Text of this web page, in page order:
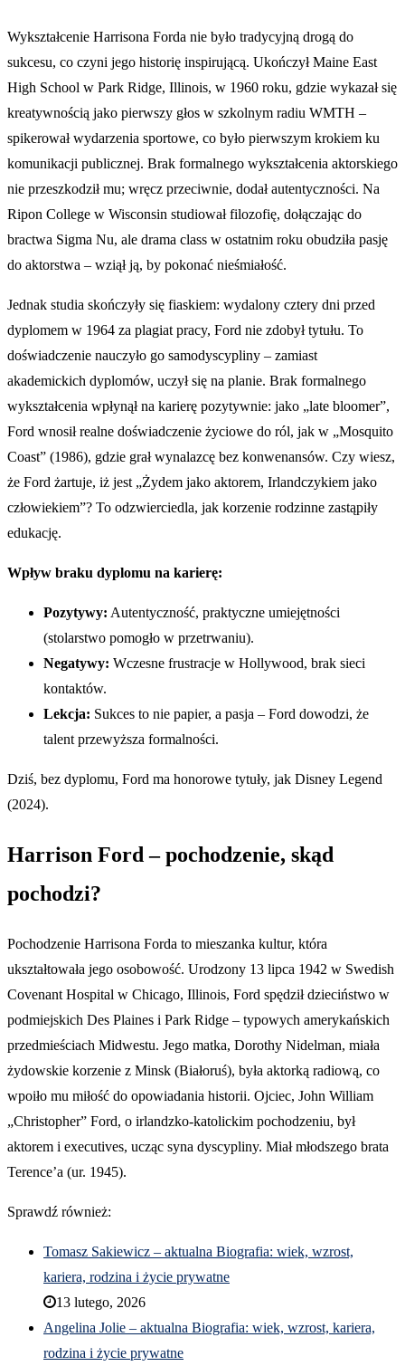
Wykształcenie Harrisona Forda nie było tradycyjną drogą do
sukcesu, co czyni jego historię inspirującą. Ukończył Maine East
High School w Park Ridge, Illinois, w 1960 roku, gdzie wykazał się
kreatywnością jako pierwszy głos w szkolnym radiu WMTH –
spikerował wydarzenia sportowe, co było pierwszym krokiem ku
komunikacji publicznej. Brak formalnego wykształcenia aktorskiego
nie przeszkodził mu; wręcz przeciwnie, dodał autentyczności. Na
Ripon College w Wisconsin studiował filozofię, dołączając do
bractwa Sigma Nu, ale drama class w ostatnim roku obudziła pasję
do aktorstwa – wziął ją, by pokonać nieśmiałość.
Jednak studia skończyły się fiaskiem: wydalony cztery dni przed
dyplomem w 1964 za plagiat pracy, Ford nie zdobył tytułu. To
doświadczenie nauczyło go samodyscypliny – zamiast
akademickich dyplomów, uczył się na planie. Brak formalnego
wykształcenia wpłynął na karierę pozytywnie: jako „late bloomer”,
Ford wnosił realne doświadczenie życiowe do ról, jak w „Mosquito
Coast” (1986), gdzie grał wynalazcę bez konwenansów. Czy wiesz,
że Ford żartuje, iż jest „Żydem jako aktorem, Irlandczykiem jako
człowiekiem”? To odzwierciedla, jak korzenie rodzinne zastąpiły
edukację.
Wpływ braku dyplomu na karierę:
Pozytywy: Autentyczność, praktyczne umiejętności
(stolarstwo pomogło w przetrwaniu).
Negatywy: Wczesne frustracje w Hollywood, brak sieci
kontaktów.
Lekcja: Sukces to nie papier, a pasja – Ford dowodzi, że
talent przewyższa formalności.
Dziś, bez dyplomu, Ford ma honorowe tytuły, jak Disney Legend
(2024).
Harrison Ford – pochodzenie, skąd
pochodzi?
Pochodzenie Harrisona Forda to mieszanka kultur, która
ukształtowała jego osobowość. Urodzony 13 lipca 1942 w Swedish
Covenant Hospital w Chicago, Illinois, Ford spędził dzieciństwo w
podmiejskich Des Plaines i Park Ridge – typowych amerykańskich
przedmieściach Midwestu. Jego matka, Dorothy Nidelman, miała
żydowskie korzenie z Minsk (Białoruś), była aktorką radiową, co
wpoiło mu miłość do opowiadania historii. Ojciec, John William
„Christopher” Ford, o irlandzko-katolickim pochodzeniu, był
aktorem i executives, ucząc syna dyscypliny. Miał młodszego brata
Terence’a (ur. 1945).
Sprawdź również:
Tomasz Sakiewicz – aktualna Biografia: wiek, wzrost,
kariera, rodzina i życie prywatne
13 lutego, 2026
Angelina Jolie – aktualna Biografia: wiek, wzrost, kariera,
rodzina i życie prywatne